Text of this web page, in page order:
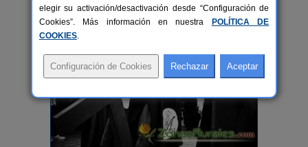
elegir su activación/desactivación desde “Configuración de
Cookies”. Más información en nuestra
POLÍTICA DE
COOKIES.